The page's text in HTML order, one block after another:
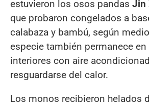
estuvieron los osos pandas Jin
que probaron congelados a
calabaza y bambú, según
especie también permanece
interiores con aire
resguardarse del calor.
Los monos recibieron helados